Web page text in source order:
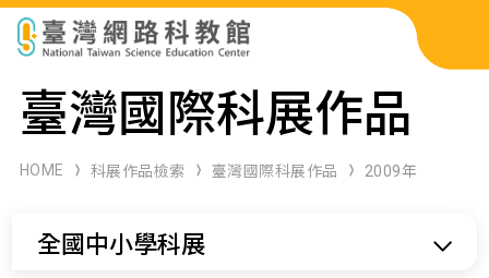
科展作品檢索
科學研習月刊
臺灣國際科展作品
HOME 科展作品檢索 臺灣國際科展作品 2009年
全國中小學科展